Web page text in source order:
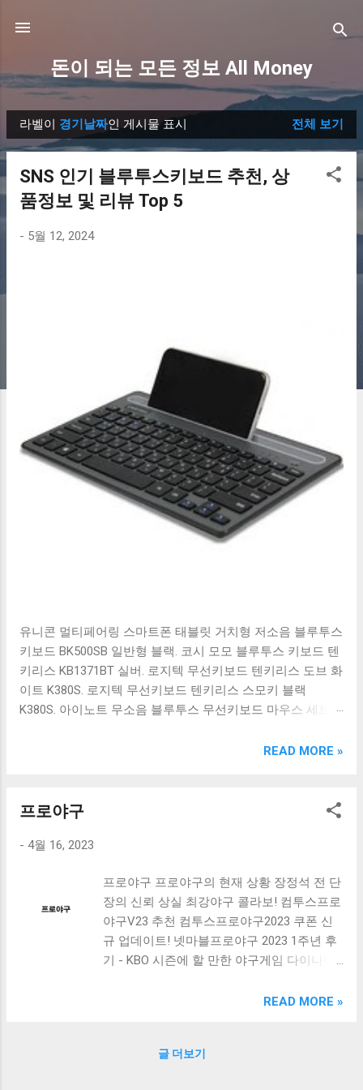
돈이 되는 모든 정보 All Money
글
라벨이 경기날짜인 게시물 표시 전체 보기
SNS 인기 블루투스키보드 추천, 상
품정보 및 리뷰 Top 5
- 5월 12, 2024
유니콘 멀티페어링 스마트폰 태블릿 거치형 저소음 블루투스
키보드 BK500SB 일반형 블랙. 코시 모모 블루투스 키보드 텐
키리스 KB1371BT 실버. 로지텍 무선키보드 텐키리스 도브 화
이트 K380S. 로지텍 무선키보드 텐키리스 스모키 블랙
K380S. 아이노트 무소음 블루투스 무선키보드 마우스 세트
OABTKBDA 퓨어 화이트. 코시 베이직 블루투스 키보드
랙. 큐센 멤브레인 무선 키보드 블랙 K1000 일반형 블루투스
다양한 할인 혜택과 빠른배송 혜택을 놓치지 않도록 먼저 확
도 많고, 가격도 다양해서 결정이 많이 어려우시죠? 특히 블
루투스키보드 같은 상품을 고를 때는 더 고민이 많을 수 밖에
없습니다. 다양한 상품들을 상세스펙 과 가격 을 꼼꼼히 비교
해서 구매하실 수 있도록 순위 추천 해드릴게요. 특가상품 보
러가기 추천상품 Best 유니콘 멀티페어링 스마트폰 태블릿
READ MORE »
프로야구
- 4월 16, 2023
프로야구 프로야구의 현재 상황 장정석 전 단
장의 신뢰 상실 최강야구 콜라보! 컴투스프로
야구V23 추천 컴투스프로야구2023 쿠폰 신
규 업데이트! 넷마블프로야구 2023 1주년 후
기 - KBO 시즌에 할 만한 야구게임 다이나믹
2023 추천 프로야구는 국내에서 가장 인기 있
행되며, 높은 인기와 관심을 받습니다. 하지만
READ MORE »
글 더보기